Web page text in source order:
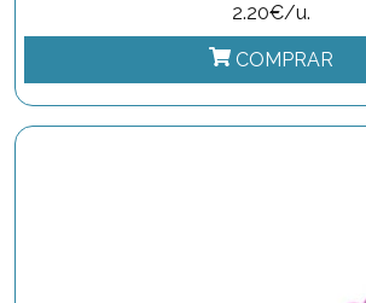
2.20€/u.
COMPRAR